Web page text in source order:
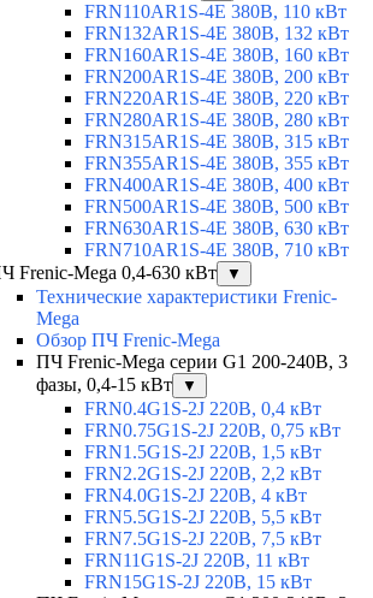
FRN110AR1S-4E 380В, 110 кВт
FRN132AR1S-4E 380В, 132 кВт
FRN160AR1S-4E 380В, 160 кВт
FRN200AR1S-4E 380В, 200 кВт
FRN220AR1S-4E 380В, 220 кВт
FRN280AR1S-4E 380В, 280 кВт
FRN315AR1S-4E 380В, 315 кВт
FRN355AR1S-4E 380В, 355 кВт
FRN400AR1S-4E 380В, 400 кВт
FRN500AR1S-4E 380В, 500 кВт
FRN630AR1S-4E 380В, 630 кВт
FRN710AR1S-4E 380В, 710 кВт
Frenic-Mega 0,4-630 кВт
▼
Технические характеристики Frenic-
Mega
Обзор ПЧ Frenic-Mega
ПЧ Frenic-Mega серии G1 200-240В, 3
фазы, 0,4-15 кВт
▼
FRN0.4G1S-2J 220В, 0,4 кВт
FRN0.75G1S-2J 220В, 0,75 кВт
FRN1.5G1S-2J 220В, 1,5 кВт
FRN2.2G1S-2J 220В, 2,2 кВт
FRN4.0G1S-2J 220В, 4 кВт
FRN5.5G1S-2J 220В, 5,5 кВт
FRN7.5G1S-2J 220В, 7,5 кВт
FRN11G1S-2J 220В, 11 кВт
FRN15G1S-2J 220В, 15 кВт